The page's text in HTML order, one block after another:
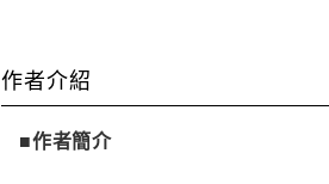
作者介紹
■作者簡介